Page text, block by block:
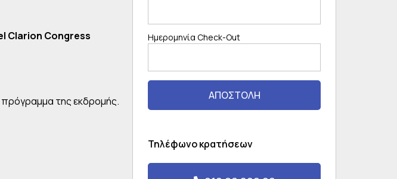
Clarion Congress
της εκδρομής.
Ημερομηνία Check-Out
ΑΠΟΣΤΟΛΗ
Τηλέφωνο κρατήσεων